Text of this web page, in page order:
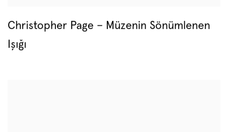
Christopher Page – Müzenin Sönümlenen
Işığı